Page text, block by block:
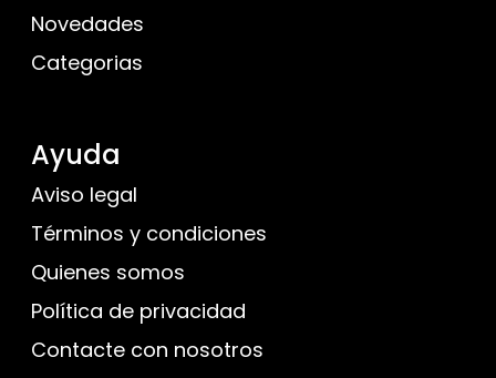
Novedades
Categorias
Ayuda
Aviso legal
Términos y condiciones
Quienes somos
Política de privacidad
Contacte con nosotros